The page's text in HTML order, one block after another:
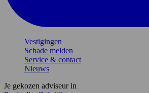
Vestigingen
Schade melden
Service & contact
Nieuws
Je gekozen adviseur in